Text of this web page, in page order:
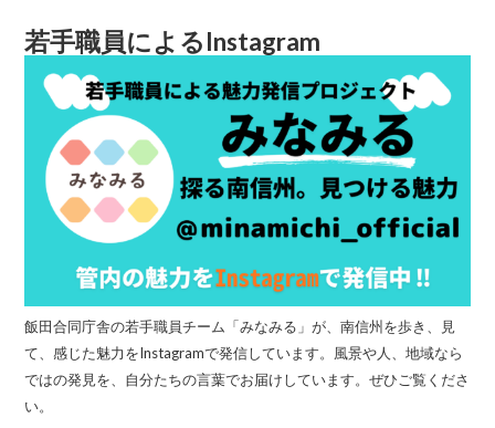
若手職員によるInstagram
飯田合同庁舎の若手職員チーム「みなみる」が、南信州を歩き、見
て、感じた魅力をInstagramで発信しています。風景や人、地域なら
ではの発見を、自分たちの言葉でお届けしています。ぜひご覧くださ
い。